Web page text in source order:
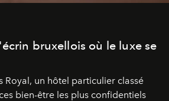
bruxellois où le luxe se
Royal, un hôtel particulier classé
bien-être les plus confidentiels